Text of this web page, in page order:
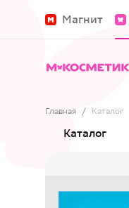
Магнит
Главная / Каталог
Каталог